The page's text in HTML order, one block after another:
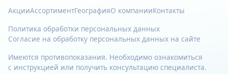
АкцииАссортиментГеографияО компанииКонтакты
Политика обработки персональных данных
Согласие на обработку персональных данных на сайте
Имеются противопоказания. Необходимо ознакомиться
с инструкцией или получить консультацию специалиста.